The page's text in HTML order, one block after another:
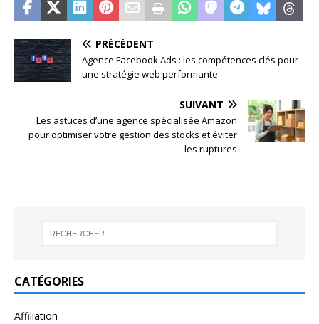
PRÉCÉDENT
Agence Facebook Ads : les compétences clés pour
une stratégie web performante
SUIVANT
Les astuces d’une agence spécialisée Amazon
pour optimiser votre gestion des stocks et éviter
les ruptures
CATÉGORIES
Affiliation